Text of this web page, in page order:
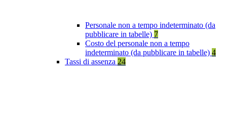
Personale non a tempo indeterminato (da
pubblicare in tabelle) 7
Costo del personale non a tempo
indeterminato (da pubblicare in tabelle) 4
Tassi di assenza 24